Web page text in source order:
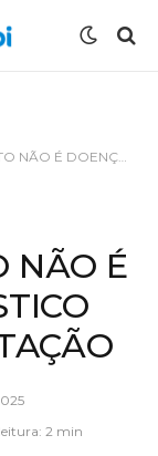
CORRETO É LIBERTAÇÃO
NÃO É
2 min